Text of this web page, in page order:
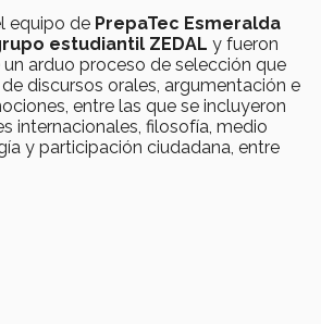
equipo de PrepaTec Esmeralda
estudiantil ZEDAL y fueron
arduo proceso de selección que
discursos orales, argumentación e
entre las que se incluyeron
internacionales, filosofía, medio
y participación ciudadana, entre